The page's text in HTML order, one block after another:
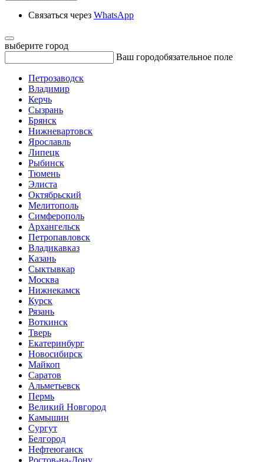
Связаться через WhatsApp
выберите город
Ваш городобязательное поле
Петрозаводск
Владимир
Керчь
Сызрань
Брянск
Нижневартовск
Ярославль
Липецк
Рыбинск
Тюмень
Элиста
Октябрьский
Мелитополь
Симферополь
Архангельск
Петропавловск
Владикавказ
Казань
Сыктывкар
Москва
Нижнекамск
Курск
Рязань
Воткинск
Тверь
Екатеринбург
Новосибирск
Майкоп
Саратов
Альметьевск
Пермь
Великий Новгород
Камышин
Сургут
Белгород
Нефтеюганск
Ростов-на-Дону